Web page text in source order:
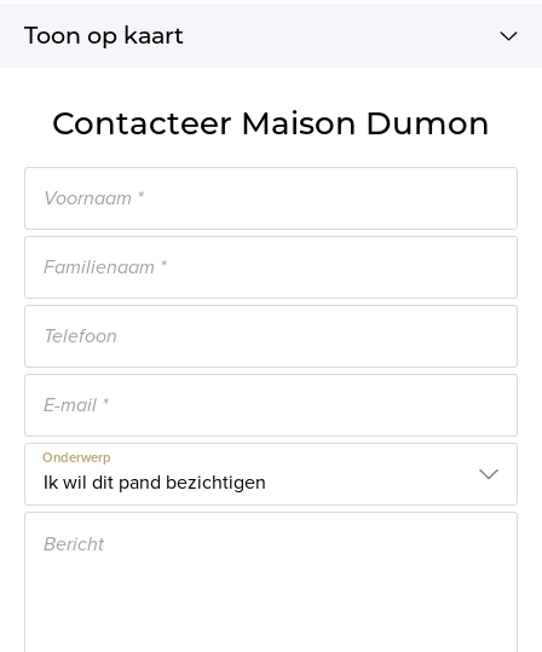
Toon op kaart
Contacteer Maison Dumon
Onderwerp